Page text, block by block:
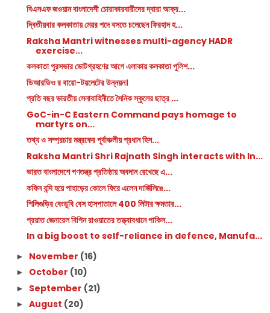
বিএসএফ জওয়ান বাংলাদেশী চোরাকারবারীদের দ্বারা আক্র...
দ্বিতীয়বার কলকাতায় মেয়র পদে বসতে চলেছেন ফিরহাদ হ...
Raksha Mantri witnesses multi-agency HADR
exercise...
কলকাতা পুরসভার ভোটগ্রহণের আগে এলাকায় কলকাতা পুলিশ...
ডিআরডিও র বায়ো-টয়লেটের উন্নয়ন।
প্রতি বছর ভারতীয় সেনাবাহিনীতে সৈনিক স্কুলের ছাত্র ...
GoC-in-C Eastern Command pays homage to
martyrs on...
তথ্য ও সম্প্রচার মন্ত্রকের পূর্বাঞ্চলীয় প্রধান হিস...
Raksha Mantri Shri Rajnath Singh interacts with In...
ভারত বাংলাদেশে গণতন্ত্র প্রতিষ্ঠায় অবদান রেখেছে এ...
কফিন বন্দি হয়ে পাহাড়ের কোলে ফিরে এলেন দার্জিলিঙে...
শিলিগুড়ির বেংডুবি বেস হাসপাতালে 400 লিটার ক্ষমতার...
প্রয়াত জেনারেল বিপিন রাওয়াতের তত্ত্বাবধানে পাকিস...
In a big boost to self-reliance in defence, Manufa...
► November (16)
► October (10)
► September (21)
► August (20)